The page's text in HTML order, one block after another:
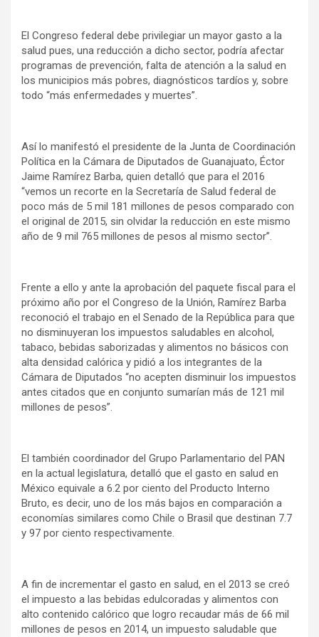
El Congreso federal debe privilegiar un mayor gasto a la
salud pues, una reducción a dicho sector, podría afectar
programas de prevención, falta de atención a la salud en
los municipios más pobres, diagnósticos tardíos y, sobre
todo “más enfermedades y muertes”.
Así lo manifestó el presidente de la Junta de Coordinación
Política en la Cámara de Diputados de Guanajuato, Éctor
Jaime Ramírez Barba, quien detalló que para el 2016
“vemos un recorte en la Secretaría de Salud federal de
poco más de 5 mil 181 millones de pesos comparado con
el original de 2015, sin olvidar la reducción en este mismo
año de 9 mil 765 millones de pesos al mismo sector”.
Frente a ello y ante la aprobación del paquete fiscal para el
próximo año por el Congreso de la Unión, Ramírez Barba
reconoció el trabajo en el Senado de la República para que
no disminuyeran los impuestos saludables en alcohol,
tabaco, bebidas saborizadas y alimentos no básicos con
alta densidad calórica y pidió a los integrantes de la
Cámara de Diputados “no acepten disminuir los impuestos
antes citados que en conjunto sumarían más de 121 mil
millones de pesos”.
El también coordinador del Grupo Parlamentario del PAN
en la actual legislatura, detalló que el gasto en salud en
México equivale a 6.2 por ciento del Producto Interno
Bruto, es decir, uno de los más bajos en comparación a
economías similares como Chile o Brasil que destinan 7.7
y 97 por ciento respectivamente.
A fin de incrementar el gasto en salud, en el 2013 se creó
el impuesto a las bebidas edulcoradas y alimentos con
alto contenido calórico que logro recaudar más de 66 mil
millones de pesos en 2014, un impuesto saludable que